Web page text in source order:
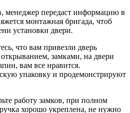
менеджер передаст информацию в
монтажная бригада, чтоб
установки двери.
что вам привезли дверь
замками, на двери
вам все нравится.
упаковку и продемонстрируют
работу замков, при полном
хорошо укреплена, не нужно